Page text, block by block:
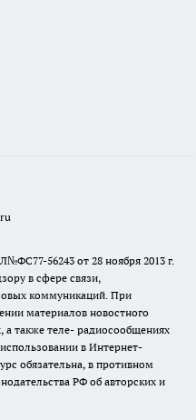
56243 от 28 ноября 2013 г.
в сфере связи,
коммуникаций. При
материалов новостного
а также теле- радиосообщениях
в Интернет-
обязательна, в противном
РФ об авторских и